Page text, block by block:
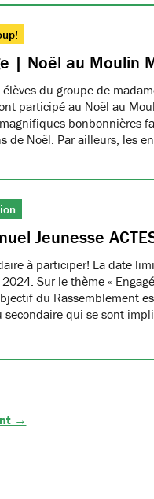
| Noël au Moulin
du groupe de
participé au Noël au
bonbonnières
de Noël. Par ailleurs, les
Jeunesse
à participer! La date
Sur le thème «
du Rassemblement
secondaire qui se sont
→